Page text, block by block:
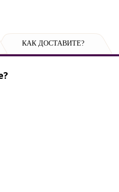
КАК ДОСТАВИТЕ?